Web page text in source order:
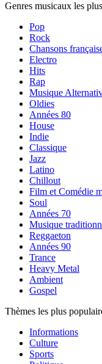
Genres musicaux les
Pop
Rock
Chansons
Electro
Hits
Rap
Musique
Oldies
Années 80
House
Indie
Classique
Jazz
Latino
Chillout
Film et Comédie
Soul
Années 70
Musique
Reggaeton
Années 90
Trance
Heavy Metal
Ambient
Gospel
Thèmes les plus
Informations
Culture
Sports